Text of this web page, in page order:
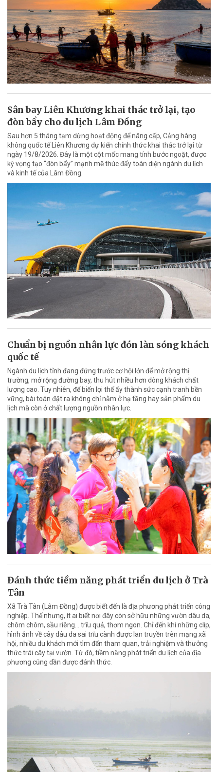
Sân bay Liên Khương khai thác trở lại, tạo
đòn bẩy cho du lịch Lâm Đồng
Sau hơn 5 tháng tạm dừng hoạt động để nâng cấp, Cảng hàng
không quốc tế Liên Khương dự kiến chính thức khai thác trở lại từ
ngày 19/8/2026. Đây là một cột mốc mang tính bước ngoặt, được
kỳ vọng tạo “đòn bẩy” mạnh mẽ thúc đẩy toàn diện ngành du lịch
và kinh tế của Lâm Đồng.
Chuẩn bị nguồn nhân lực đón làn sóng khách
quốc tế
Ngành du lịch tỉnh đang đứng trước cơ hội lớn để mở rộng thị
trường, mở rộng đường bay, thu hút nhiều hơn dòng khách chất
lượng cao. Tuy nhiên, để biến lợi thế ấy thành sức cạnh tranh bền
vững, bài toán đặt ra không chỉ nằm ở hạ tầng hay sản phẩm du
lịch mà còn ở chất lượng nguồn nhân lực.
Đánh thức tiềm năng phát triển du lịch ở Trà
Tân
Xã Trà Tân (Lâm Đồng) được biết đến là địa phương phát triển công
nghiệp. Thế nhưng, ít ai biết nơi đây còn sở hữu những vườn dâu da,
chôm chôm, sầu riêng… trĩu quả, thơm ngon. Chỉ đến khi những clip,
hình ảnh về cây dâu da sai trĩu cành được lan truyền trên mạng xã
hội, nhiều du khách mới tìm đến tham quan, trải nghiệm và thưởng
thức trái cây tại vườn. Từ đó, tiềm năng phát triển du lịch của địa
phương cũng dần được đánh thức.